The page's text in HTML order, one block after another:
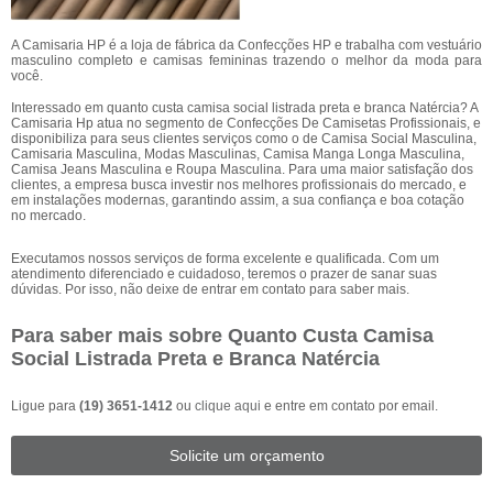
A Camisaria HP é a loja de fábrica da Confecções HP e trabalha com vestuário
masculino completo e camisas femininas trazendo o melhor da moda para
você.
Interessado em quanto custa camisa social listrada preta e branca Natércia? A
Camisaria Hp atua no segmento de Confecções De Camisetas Profissionais, e
disponibiliza para seus clientes serviços como o de Camisa Social Masculina,
Camisaria Masculina, Modas Masculinas, Camisa Manga Longa Masculina,
Camisa Jeans Masculina e Roupa Masculina. Para uma maior satisfação dos
clientes, a empresa busca investir nos melhores profissionais do mercado, e
em instalações modernas, garantindo assim, a sua confiança e boa cotação
no mercado.
Executamos nossos serviços de forma excelente e qualificada. Com um
atendimento diferenciado e cuidadoso, teremos o prazer de sanar suas
dúvidas. Por isso, não deixe de entrar em contato para saber mais.
Para saber mais sobre Quanto Custa Camisa
Social Listrada Preta e Branca Natércia
Ligue para (19) 3651-1412 ou clique aqui e entre em contato por email.
Solicite um orçamento